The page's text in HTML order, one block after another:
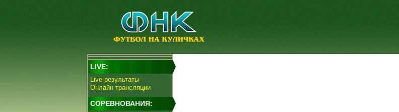
LIVE:
Live-результаты
Онлайн трансляции
СОРЕВНОВАНИЯ: